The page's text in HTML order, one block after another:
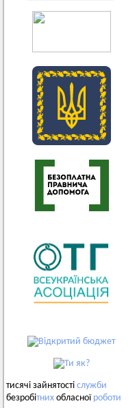
тисячі зайнятості служби
безробітних обласної роботи